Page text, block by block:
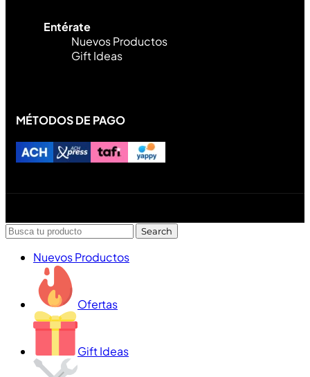
Entérate
Nuevos Productos
Gift Ideas
MÉTODOS DE PAGO
Search
Nuevos Productos
Ofertas
Gift Ideas